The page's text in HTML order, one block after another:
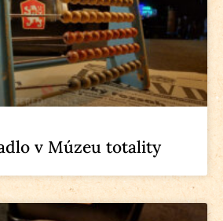
v Múzeu totality